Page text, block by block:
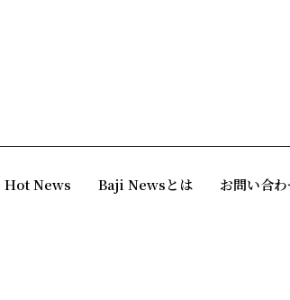
Hot News Baji Newsとは お問い合